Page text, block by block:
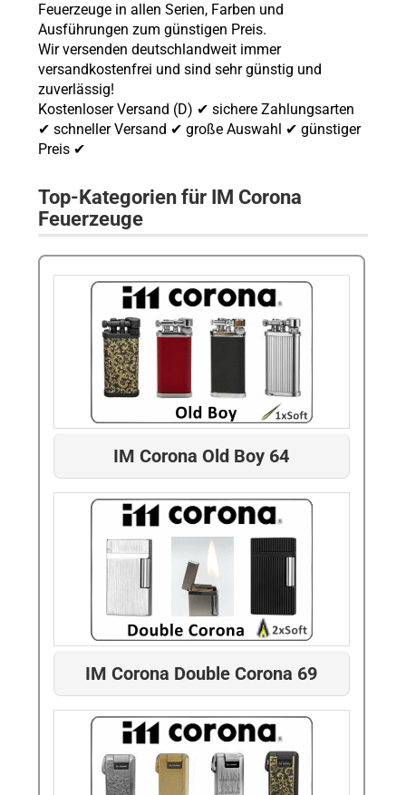
Feuerzeuge in allen Serien, Farben und
Ausführungen zum günstigen Preis.
Wir versenden deutschlandweit immer
versandkostenfrei und sind sehr günstig und
zuverlässig!
Kostenloser Versand (D) ✔ sichere Zahlungsarten
✔ schneller Versand ✔ große Auswahl ✔ günstiger
Preis ✔
Top-Kategorien für IM Corona
Feuerzeuge
IM Corona Old Boy 64
IM Corona Double Corona 69